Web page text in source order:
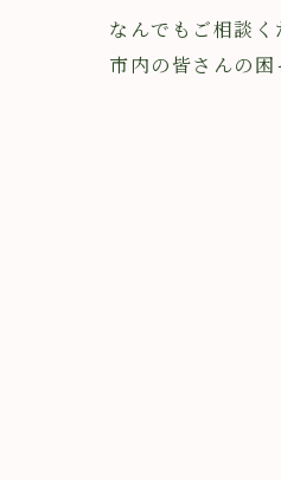
なんでもご相談
市内の皆さんの困